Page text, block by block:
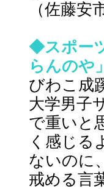
（佐藤安
◆スポー
らんのや
びわこ成
大学男子
で重いと
く感じる
ないのに
戒める言